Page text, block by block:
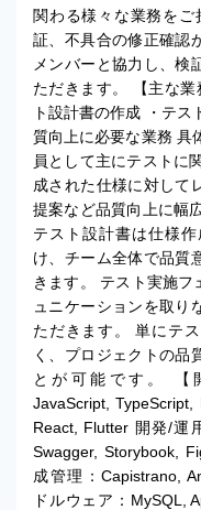
関わる様々な業務を
証、不具合の修正確認
メンバーと協力し、検
ただきます。 【主な
ト設計書の作成 ・テ
質向上に必要な業務 具
員として主にテストに
成された仕様に対して
提案など品質向上に幅
テスト設計書は仕様
け、チーム全体で品質
きます。 テスト実施フ
ュニケーションを取り
ただきます。 単にテ
く、プロジェクトの品
とが可能です。 【
JavaScript,
React, Flutter 開発/運
Swagger, Storybook,
成管理：Capistrano,
ドルウェア：MySQL,